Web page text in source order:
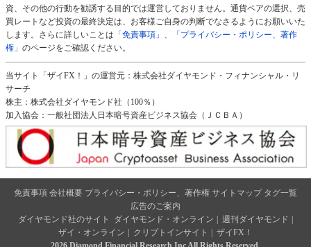
資、その他の行動を勧誘する目的では運営しておりません。通貨ペアの選択、売
買レートなど投資の最終決定は、お客様ご自身の判断でなさるようにお願いいた
します。さらに詳しいことは 「免責事項」 、
「プライバシー・ポリシー、著作
権」 のページをご確認ください。
当サイト「ザイFX！」の運営元：株式会社ダイヤモンド・フィナンシャル・リ
サーチ
株主：株式会社ダイヤモンド社（100％）
加入協会：一般社団法人日本暗号資産ビジネス協会（ＪＣＢＡ）
免責事項 会社概要 プライバシー・ポリシー、著作権 サイトマップ タグ一覧
広告のご案内
ダイヤモンド社のサイト
ダイヤモンド・オンライン 週刊ダイヤモンド
ザイ・オンライン
クリプトインサイト
ザイFX！